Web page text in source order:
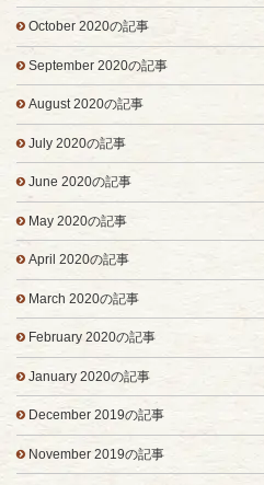
October 2020の記事
September 2020の記事
August 2020の記事
July 2020の記事
June 2020の記事
May 2020の記事
April 2020の記事
March 2020の記事
February 2020の記事
January 2020の記事
December 2019の記事
November 2019の記事